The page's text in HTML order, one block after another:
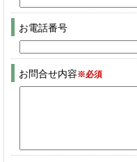
お電話番号
お問合せ内容※必須